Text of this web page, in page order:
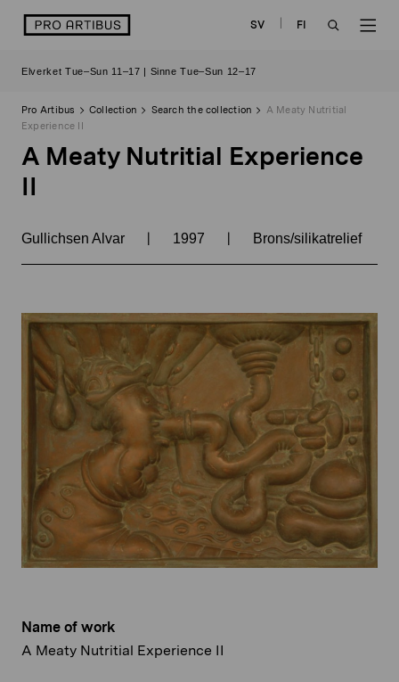
logo SV
FI
Elverket Tue–Sun 11–17 | Sinne Tue–Sun 12–17
Pro Artibus Collection Search the collection
A Meaty Nutritial
Experience II
A Meaty Nutritial Experience
II
Gullichsen Alvar | 1997 | Brons/silikatrelief
Name of work
A Meaty Nutritial Experience II